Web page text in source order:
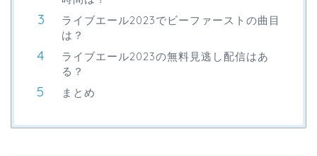
ライブエール2023でビーファーストの曲目
は？
ライブエール2023の無料見逃し配信はあ
る？
まとめ